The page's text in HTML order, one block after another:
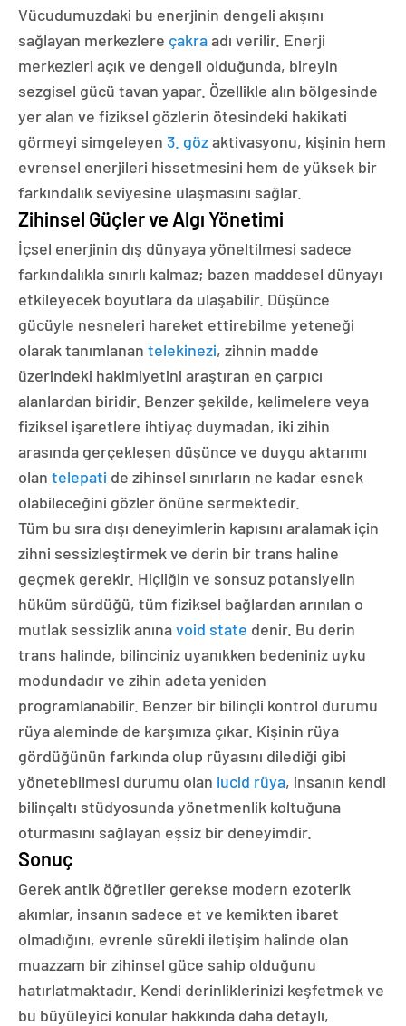
Vücudumuzdaki bu enerjinin dengeli akışını
sağlayan merkezlere çakraadı verilir. Enerji
merkezleri açık ve dengeli olduğunda, bireyin
sezgisel gücü tavan yapar. Özellikle alın bölgesinde
yer alan ve fiziksel gözlerin ötesindeki hakikati
görmeyi simgeleyen 3. gözaktivasyonu, kişinin hem
evrensel enerjileri hissetmesini hem de yüksek bir
farkındalık seviyesine ulaşmasını sağlar.
Zihinsel Güçler ve Algı Yönetimi
İçsel enerjinin dış dünyaya yöneltilmesi sadece
farkındalıkla sınırlı kalmaz; bazen maddesel dünyayı
etkileyecek boyutlara da ulaşabilir. Düşünce
gücüyle nesneleri hareket ettirebilme yeteneği
olarak tanımlanan telekinezi, zihnin madde
üzerindeki hakimiyetini araştıran en çarpıcı
alanlardan biridir. Benzer şekilde, kelimelere veya
fiziksel işaretlere ihtiyaç duymadan, iki zihin
arasında gerçekleşen düşünce ve duygu aktarımı
olan telepati de zihinsel sınırların ne kadar esnek
olabileceğini gözler önüne sermektedir.
Tüm bu sıra dışı deneyimlerin kapısını aralamak için
zihni sessizleştirmek ve derin bir trans haline
geçmek gerekir. Hiçliğin ve sonsuz potansiyelin
hüküm sürdüğü, tüm fiziksel bağlardan arınılan o
mutlak sessizlik anınavoid state denir. Bu derin
trans halinde, bilinciniz uyanıkken bedeniniz uyku
modundadır ve zihin adeta yeniden
programlanabilir. Benzer bir bilinçli kontrol durumu
rüya aleminde de karşımıza çıkar. Kişinin rüya
gördüğünün farkında olup rüyasını dilediği gibi
yönetebilmesi durumu olan lucid rüya, insanın kendi
bilinçaltı stüdyosunda yönetmenlik koltuğuna
oturmasını sağlayan eşsiz bir deneyimdir.
Sonuç
Gerek antik öğretiler gerekse modern ezoterik
akımlar, insanın sadece et ve kemikten ibaret
olmadığını, evrenle sürekli iletişim halinde olan
muazzam bir zihinsel güce sahip olduğunu
hatırlatmaktadır. Kendi derinliklerinizi keşfetmek ve
bu büyüleyici konular hakkında daha detaylı,